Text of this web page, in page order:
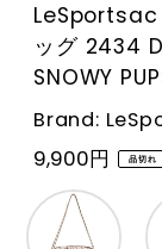
LeSportsac
ッグ 2434
SNOWY
Brand:
9,900円 品切れ